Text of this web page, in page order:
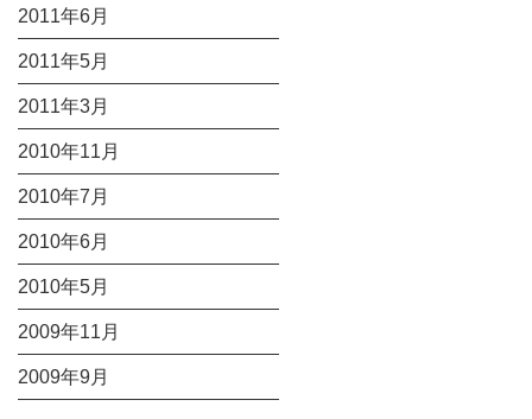
2011年6月
2011年5月
2011年3月
2010年11月
2010年7月
2010年6月
2010年5月
2009年11月
2009年9月